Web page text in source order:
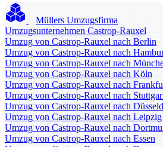
Müllers Umzugsfirma
Umzugsunternehmen Castrop-Rauxel
Umzug von Castrop-Rauxel nach Berlin
Umzug von Castrop-Rauxel nach
Umzug von Castrop-Rauxel nach
Umzug von Castrop-Rauxel nach Köln
Umzug von Castrop-Rauxel nach
Umzug von Castrop-Rauxel nach
Umzug von Castrop-Rauxel nach
Umzug von Castrop-Rauxel nach Leipzig
Umzug von Castrop-Rauxel nach
Umzug von Castrop-Rauxel nach Essen